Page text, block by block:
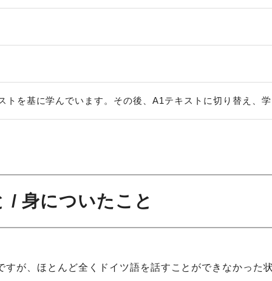
トを基に学んでいます。その後、A1テキストに切り替え、
/ 身についたこと
が、ほとんど全くドイツ語を話すことができなかった